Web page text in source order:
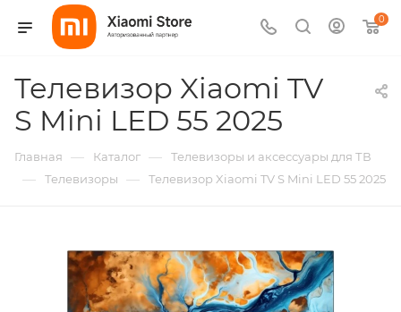
0
Телевизор Xiaomi TV
S Mini LED 55 2025
Главная — Каталог — Телевизоры и аксессуары для ТВ
— Телевизоры — Телевизор Xiaomi TV S Mini LED 55 2025